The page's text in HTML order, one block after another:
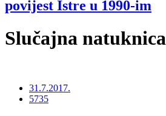
povijest Istre u 1990-im
Slučajna natuknica
31.7.2017.
5735